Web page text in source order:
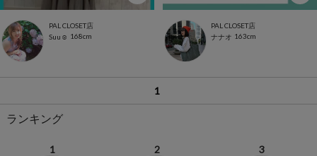
PAL CLOSET店
Suu☺︎ 168cm
PAL CLOSET店
ナナオ 163cm
1
ランキング
1 2 3